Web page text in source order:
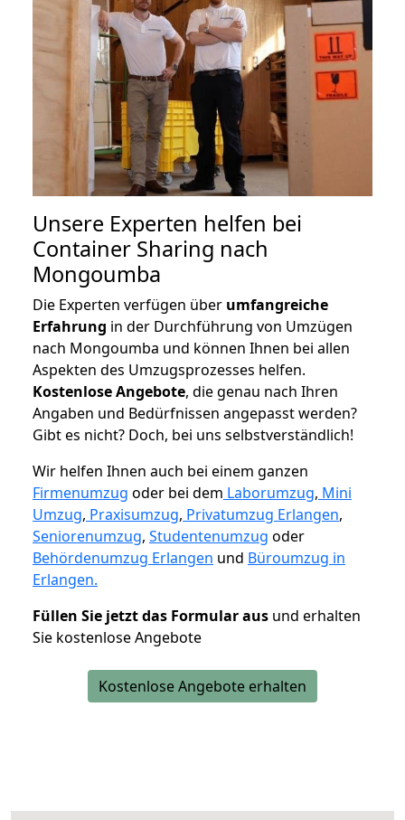
Unsere Experten helfen bei
Container Sharing nach
Mongoumba
Die Experten verfügen über umfangreiche
Erfahrung in der Durchführung von Umzügen
nach Mongoumba und können Ihnen bei allen
Aspekten des Umzugsprozesses helfen.
Kostenlose Angebote, die genau nach Ihren
Angaben und Bedürfnissen angepasst werden?
Gibt es nicht? Doch, bei uns selbstverständlich!
Wir helfen Ihnen auch bei einem ganzen
Firmenumzug oder bei dem Laborumzug, Mini
Umzug, Praxisumzug, Privatumzug Erlangen,
Seniorenumzug, Studentenumzug oder
Behördenumzug Erlangen und Büroumzug in
Erlangen.
Füllen Sie jetzt das Formular aus und erhalten
Sie kostenlose Angebote
Kostenlose Angebote erhalten